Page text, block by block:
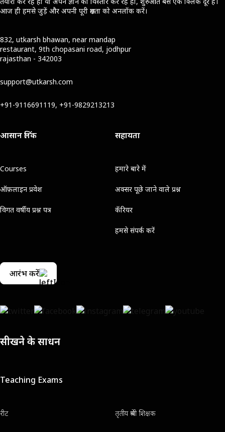
आज ही हमसे जुड़ें और अपनी पूरी क्षमता को अनलॉक करें।
832, utkarsh bhawan, near mandap
restaurant, 9th chopasani road, jodhpur
rajasthan - 342003
support@utkarsh.com
+91-9116691119, +91-9829213213
आसान लिंक
Courses
ऑफ़लाइन प्रवेश
विगत वर्षीय प्रश्न पत्र
सहायता
हमारे बारे में
अक्सर पूछे जाने वाले प्रश्न
कॅरियर
हमसे संपर्क करें
आरंभ करें
सीखने के साधन
Teaching Exams
रीट तृतीय श्रेणी शिक्षक